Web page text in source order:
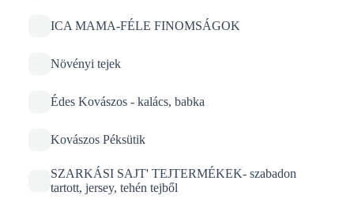
ICA MAMA-FÉLE FINOMSÁGOK
Növényi tejek
Édes Kovászos - kalács, babka
Kovászos Péksütik
SZARKÁSI SAJT' TEJTERMÉKEK- szabadon
tartott, jersey, tehén tejből